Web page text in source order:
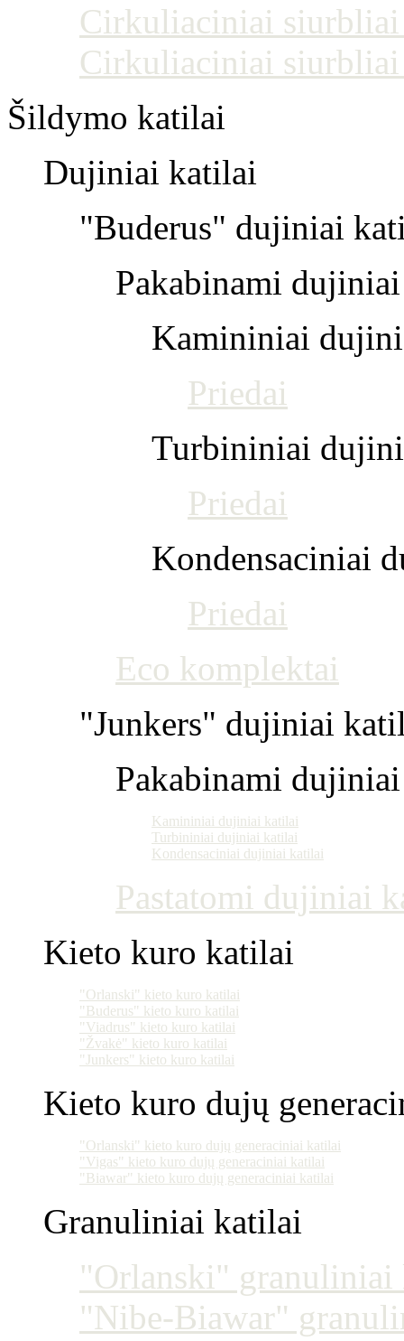
Cirkuliaciniai
Cirkuliaciniai
Šildymo katilai
Dujiniai katilai
"Buderus" dujiniai
Pakabinami
Kamininiai
Priedai
Turbininiai
Priedai
Kondensaciniai
Priedai
Eco komplektai
"Junkers" dujiniai
Pakabinami
Kamininiai dujiniai katilai
Turbininiai dujiniai katilai
Kondensaciniai dujiniai katilai
Pastatomi dujiniai
Kieto kuro katilai
"Orlanski" kieto kuro katilai
"Buderus" kieto kuro katilai
"Viadrus" kieto kuro katilai
"Žvakė" kieto kuro katilai
"Junkers" kieto kuro katilai
Kieto kuro dujų
"Orlanski" kieto kuro dujų generaciniai katilai
"Vigas" kieto kuro dujų generaciniai katilai
"Biawar" kieto kuro dujų generaciniai katilai
Granuliniai katilai
"Orlanski" granuliniai
"Nibe-Biawar"